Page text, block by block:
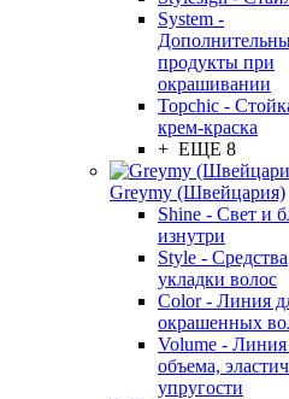
System -
продукты при
окрашивании
Topchic -
крем-краска
+ ЕЩЕ 8
Greymy (Швейцария)
Shine - Свет и
изнутри
Style - Средства
укладки волос
Color - Линия
окрашенных
Volume - Линия
объема,
упругости